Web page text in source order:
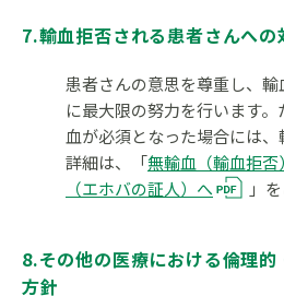
7.輸血拒否される患者さんへの
患者さんの意思を尊重し、
に最大限の努力を行います
血が必須となった場合には、
詳細は、「無輸血（輸血拒
（エホバの証人）へ
」
8.その他の医療における倫理
方針